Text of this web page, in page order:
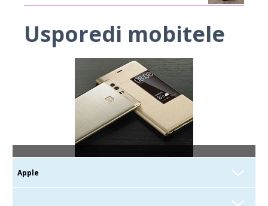
Usporedi mobitele